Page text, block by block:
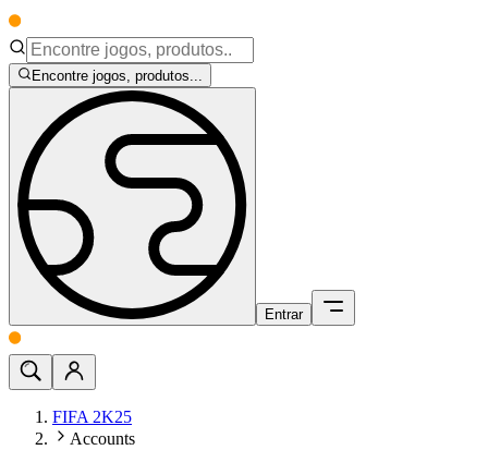
Encontre jogos, produtos...
Entrar
FIFA 2K25
Accounts